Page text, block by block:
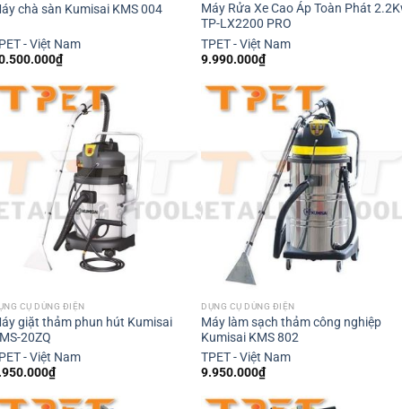
chà sàn Kumisai KMS 004
- Việt Nam
₫
Máy Rửa Xe Cao Áp Toàn Phát
TP-LX2200 PRO
TPET - Việt Nam
9.990.000₫
CỤ DÙNG ĐIỆN
giặt thảm phun hút Kumisai
20ZQ
- Việt Nam
₫
DỤNG CỤ DÙNG ĐIỆN
Máy làm sạch thảm công nghiệp
Kumisai KMS 802
TPET - Việt Nam
9.950.000₫